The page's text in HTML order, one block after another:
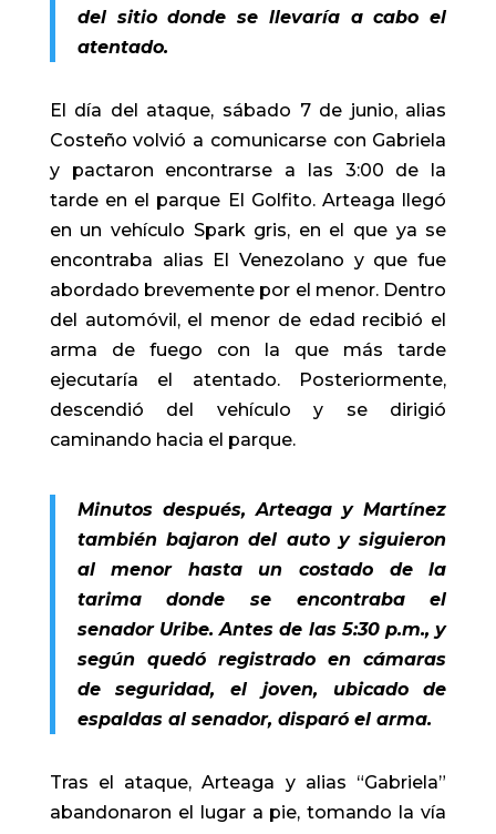
del sitio donde se llevaría a cabo el
atentado.
El día del ataque, sábado 7 de junio, alias
Costeño volvió a comunicarse con Gabriela
y pactaron encontrarse a las 3:00 de la
tarde en el parque El Golfito. Arteaga llegó
en un vehículo Spark gris, en el que ya se
encontraba alias El Venezolano y que fue
abordado brevemente por el menor. Dentro
del automóvil, el menor de edad recibió el
arma de fuego con la que más tarde
ejecutaría el atentado. Posteriormente,
descendió del vehículo y se dirigió
caminando hacia el parque.
Minutos después, Arteaga y Martínez
también bajaron del auto y siguieron
al menor hasta un costado de la
tarima donde se encontraba el
senador Uribe. Antes de las 5:30 p.m., y
según quedó registrado en cámaras
de seguridad, el joven, ubicado de
espaldas al senador, disparó el arma.
Tras el ataque, Arteaga y alias “Gabriela”
abandonaron el lugar a pie, tomando la vía